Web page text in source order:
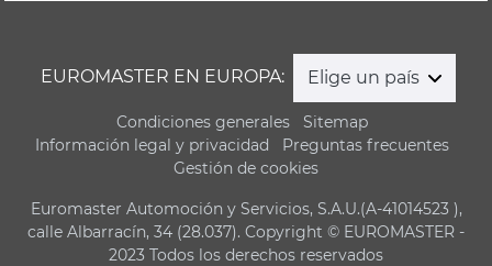
EUROMASTER EN EUROPA: Elige un país
Condiciones generales
Sitemap
Información legal y privacidad
Preguntas frecuentes
Gestión de cookies
Euromaster Automoción y Servicios, S.A.U.(A-41014523 ),
calle Albarracín, 34 (28.037). Copyright © EUROMASTER -
2023 Todos los derechos reservados